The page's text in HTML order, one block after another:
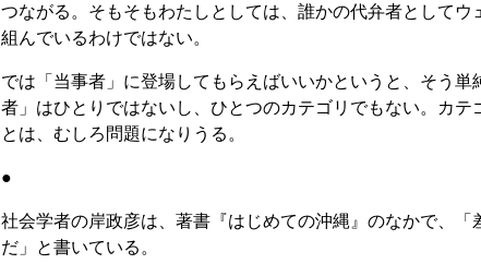
つながる。そもそもわたしとしては、誰かの代弁者としてウ
組んでいるわけではない。
では「当事者」に登場してもらえばいいかというと、そう単
者」はひとりではないし、ひとつのカテゴリでもない。カテ
とは、むしろ問題になりうる。
●
社会学者の岸政彦は、著書『はじめての沖縄』のなかで、「
だ」と書いている。